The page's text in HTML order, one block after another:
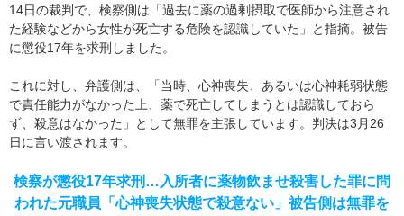
14日の裁判で、検察側は「過去に薬の過剰摂取で医師から注意され
た経験などから女性が死亡する危険を認識していた」と指摘。被告
に懲役17年を求刑しました。
これに対し、弁護側は、「当時、心神喪失、あるいは心神耗弱状態
で責任能力がなかった上、薬で死亡してしまうとは認識しておら
ず、殺意はなかった」として無罪を主張しています。判決は3月26
日に言い渡されます。
検察が懲役17年求刑…入所者に薬物飲ませ殺害した罪に問
われた元職員「心神喪失状態で殺意ない」被告側は無罪を